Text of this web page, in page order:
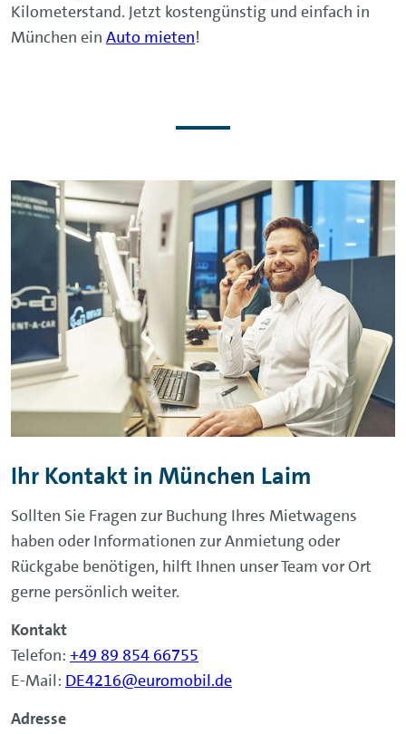
Kilometerstand. Jetzt kostengünstig und einfach in
München ein Auto mieten!
Ihr Kontakt in München Laim
Sollten Sie Fragen zur Buchung Ihres Mietwagens
haben oder Informationen zur Anmietung oder
Rückgabe benötigen, hilft Ihnen unser Team vor Ort
gerne persönlich weiter.
Kontakt
Telefon: +49 89 854 66755
E-Mail: DE4216@euromobil.de
Adresse